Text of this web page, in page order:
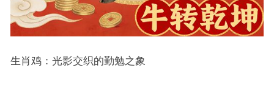
生肖鸡：光影交织的勤勉之象